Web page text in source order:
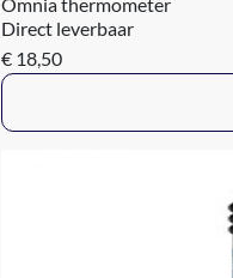
Direct leverbaar
€ 18,50